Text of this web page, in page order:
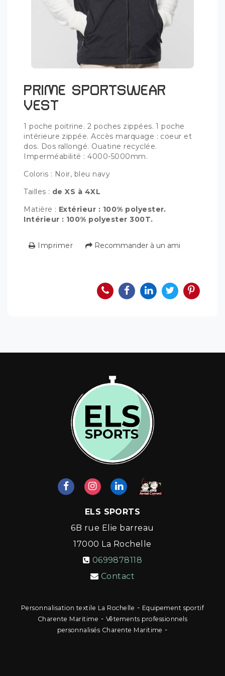
PRIME SPORTSWEAR
VEST
1 poche poitrine. 2 poches zippées. 1 poche
intérieure zippée. Accès marquage : coeur et
dos. Dos rallongé. Ouatine recyclée.
Imperméabilité : 4000-5000mm.
Coloris : Noir, bleu navy
Tailles : de XS à 4XL
Matière : Extérieur : 100% polyester.
Intérieur : 100% polyester 300T.
Imprimer Recommander à un ami
ELS SPORTS
6B rue Elie barreau
17000 La Rochelle
0699878118
Contact
Personnalisation textile La Rochelle - Equipement sportif
Charente Maritime - Vêtements professionnels
personnalisés Charente Maritime -